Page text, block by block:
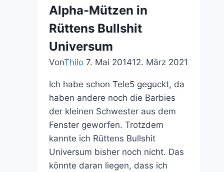
Alpha-Mützen in
Rüttens Bullshit
Universum
VonThilo 7. Mai 201412. März 2021
Ich habe schon Tele5 geguckt, da
haben andere noch die Barbies
der kleinen Schwester aus dem
Fenster geworfen. Trotzdem
kannte ich Rüttens Bullshit
Universum bisher noch nicht. Das
könnte daran liegen, dass ich